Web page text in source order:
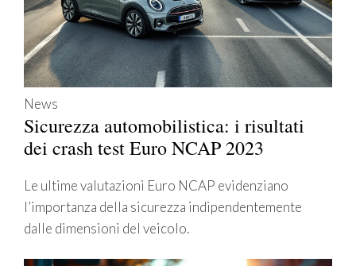
News
Sicurezza automobilistica: i risultati
dei crash test Euro NCAP 2023
Le ultime valutazioni Euro NCAP evidenziano
l’importanza della sicurezza indipendentemente
dalle dimensioni del veicolo.